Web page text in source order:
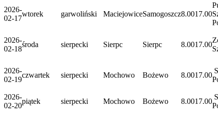
2026-
02-17
wtorek garwoliński MaciejowiceSamogoszcz8.0017.00
2026-
02-18
środa sierpecki Sierpc Sierpc 8.0017.00
2026-
02-19
czwartek sierpecki Mochowo Bożewo 8.0017.00
2026-
02-20
piątek sierpecki Mochowo Bożewo 8.0017.00